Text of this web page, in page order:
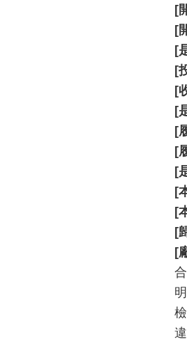
[
[
[
[
[
[
[
[
[
[
[
[
[